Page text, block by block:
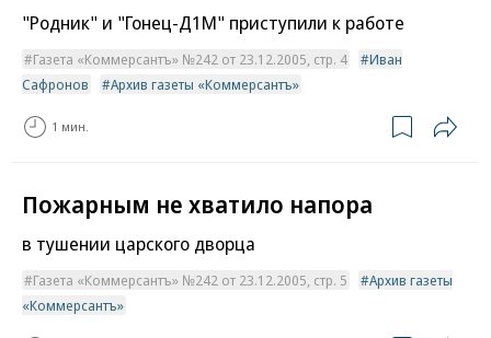
"Родник" и "Гонец-Д1М" приступили к работе
Газета «Коммерсантъ» №242 от 23.12.2005, стр. 4
Иван
Сафронов
Архив газеты «Коммерсантъ»
1 мин.
Пожарным не хватило напора
в тушении царского дворца
Газета «Коммерсантъ» №242 от 23.12.2005, стр. 5
Архив газеты
«Коммерсантъ»